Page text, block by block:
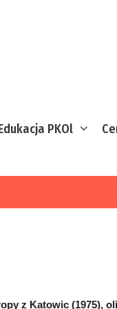
PKOl
z Katowic (1975),